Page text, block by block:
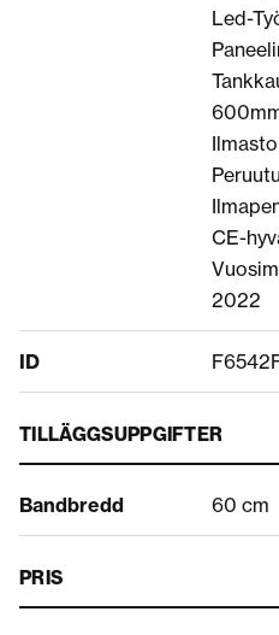
Led-
CE-
2022
ID
TILLÄGGSUPPGIFTER
Bandbredd 60 cm
PRIS